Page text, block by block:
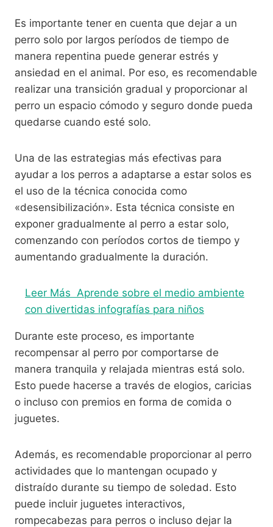
Es importante tener en cuenta que dejar a un
perro solo por largos períodos de tiempo de
manera repentina puede generar estrés y
ansiedad en el animal. Por eso, es recomendable
realizar una transición gradual y proporcionar al
perro un espacio cómodo y seguro donde pueda
quedarse cuando esté solo.
Una de las estrategias más efectivas para
ayudar a los perros a adaptarse a estar solos es
el uso de la técnica conocida como
«desensibilización». Esta técnica consiste en
exponer gradualmente al perro a estar solo,
comenzando con períodos cortos de tiempo y
aumentando gradualmente la duración.
Leer Más Aprende sobre el medio ambiente
con divertidas infografías para niños
Durante este proceso, es importante
recompensar al perro por comportarse de
manera tranquila y relajada mientras está solo.
Esto puede hacerse a través de elogios, caricias
o incluso con premios en forma de comida o
juguetes.
Además, es recomendable proporcionar al perro
actividades que lo mantengan ocupado y
distraído durante su tiempo de soledad. Esto
puede incluir juguetes interactivos,
rompecabezas para perros o incluso dejar la